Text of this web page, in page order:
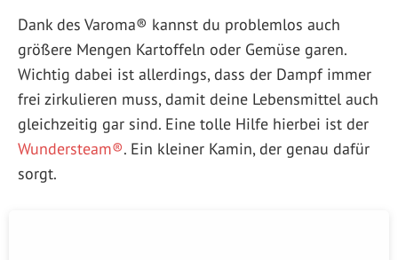
Dank des Varoma® kannst du problemlos auch
größere Mengen Kartoffeln oder Gemüse garen.
Wichtig dabei ist allerdings, dass der Dampf immer
frei zirkulieren muss, damit deine Lebensmittel auch
gleichzeitig gar sind. Eine tolle Hilfe hierbei ist der
Wundersteam®. Ein kleiner Kamin, der genau dafür
sorgt.